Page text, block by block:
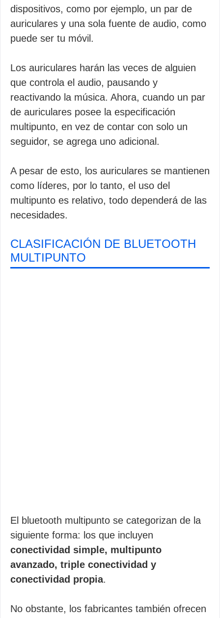
dispositivos, como por ejemplo, un par de
auriculares y una sola fuente de audio, como
puede ser tu móvil.
Los auriculares harán las veces de alguien
que controla el audio, pausando y
reactivando la música. Ahora, cuando un par
de auriculares posee la especificación
multipunto, en vez de contar con solo un
seguidor, se agrega uno adicional.
A pesar de esto, los auriculares se mantienen
como líderes, por lo tanto, el uso del
multipunto es relativo, todo dependerá de las
necesidades.
CLASIFICACIÓN DE BLUETOOTH
MULTIPUNTO
El bluetooth multipunto se categorizan de la
siguiente forma: los que incluyen
conectividad simple, multipunto
avanzado, triple conectividad y
conectividad propia.
No obstante, los fabricantes también ofrecen